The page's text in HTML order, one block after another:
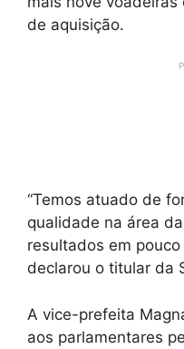
de aquisição.
“Temos atuado de
qualidade na área
resultados em pouco
declarou o titular da
A vice-prefeita
aos parlamentares